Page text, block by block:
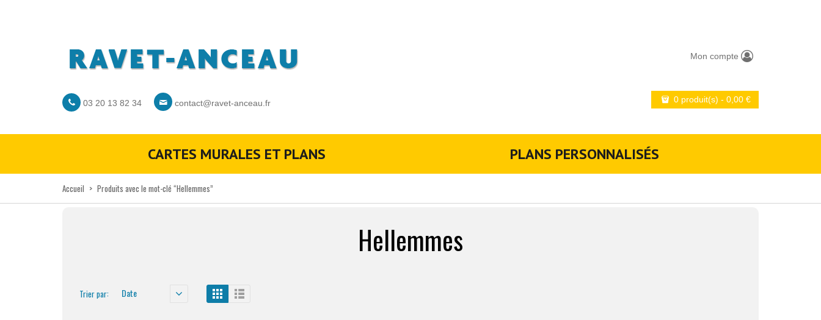
03 20 13 82 34 contact@ravet-anceau.fr
Mon compte
0 produit(s) - 0,00 €
CARTES MURALES ET PLANS PLANS PERSONNALISÉS
Accueil > Produits avec le mot-clé “Hellemmes”
Hellemmes
Trier par: Date